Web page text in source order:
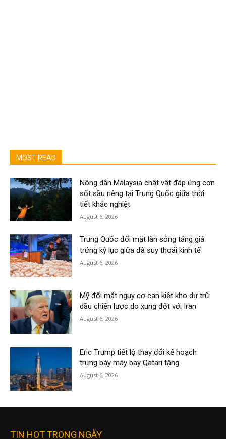
MOST READ
Nông dân Malaysia chật vật đáp ứng cơn
sốt sầu riêng tại Trung Quốc giữa thời
tiết khắc nghiệt
August 6, 2026
Trung Quốc đối mặt làn sóng tăng giá
trứng kỷ lục giữa đà suy thoái kinh tế
August 6, 2026
Mỹ đối mặt nguy cơ cạn kiệt kho dự trữ
dầu chiến lược do xung đột với Iran
August 6, 2026
Eric Trump tiết lộ thay đổi kế hoạch
trưng bày máy bay Qatari tặng
August 6, 2026
TIN HOT TRONG NGÀY